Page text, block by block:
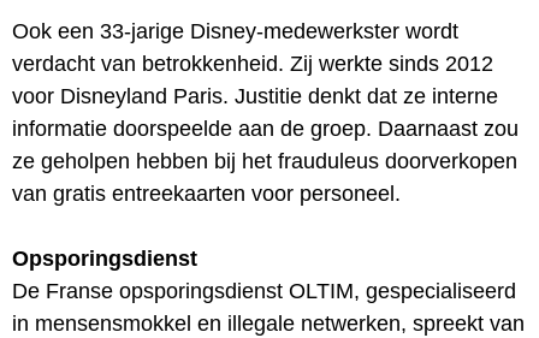
Ook een 33-jarige Disney-medewerkster wordt
verdacht van betrokkenheid. Zij werkte sinds 2012
voor Disneyland Paris. Justitie denkt dat ze interne
informatie doorspeelde aan de groep. Daarnaast zou
ze geholpen hebben bij het frauduleus doorverkopen
van gratis entreekaarten voor personeel.
Opsporingsdienst
De Franse opsporingsdienst OLTIM, gespecialiseerd
in mensensmokkel en illegale netwerken, spreekt van